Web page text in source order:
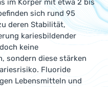
im Körper mit etwa 2 bis
sich rund 95
deren Stabilität,
kariesbildender
keine
sondern diese stärken
Fluoride
Lebensmitteln und